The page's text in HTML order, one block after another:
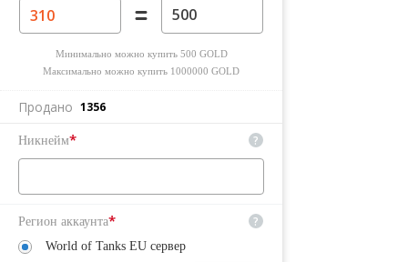
Минимально можно купить 500 GOLD
Максимально можно купить 1000000 GOLD
Продано 1356
Никнейм* ?
Регион аккаунта* ?
World of Tanks EU сервер